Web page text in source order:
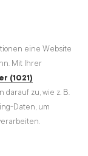
2023:
eine Website
Mit Ihrer
(1021)
zu, wie z. B.
Daten, um